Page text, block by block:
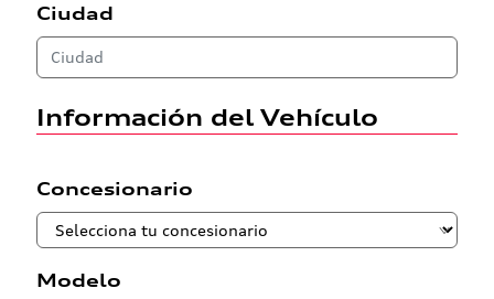
Ciudad
Información del Vehículo
Concesionario
Modelo